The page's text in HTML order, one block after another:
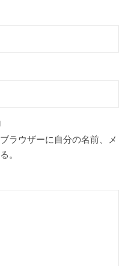
ラウザーに自分の名前、メ
。